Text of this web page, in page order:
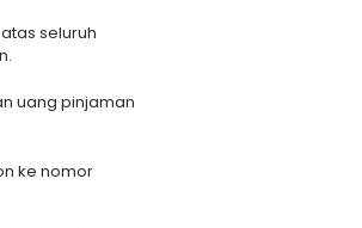
seluruh
uang pinjaman
ke nomor